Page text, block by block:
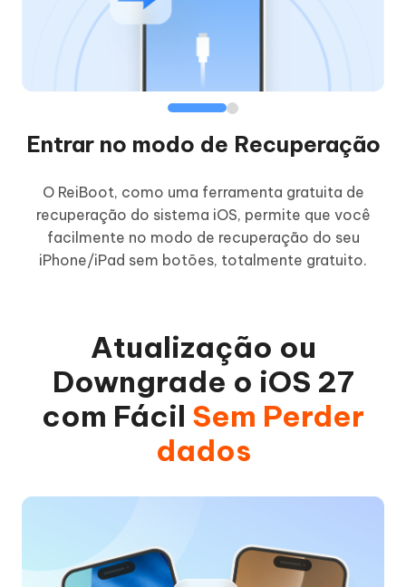
Entrar no modo de Recuperação
O ReiBoot, como uma ferramenta gratuita de
recuperação do sistema iOS, permite que você
facilmente no modo de recuperação do seu
iPhone/iPad sem botões, totalmente gratuito.
Atualização ou
Downgrade o iOS 27
com Fácil Sem Perder
dados